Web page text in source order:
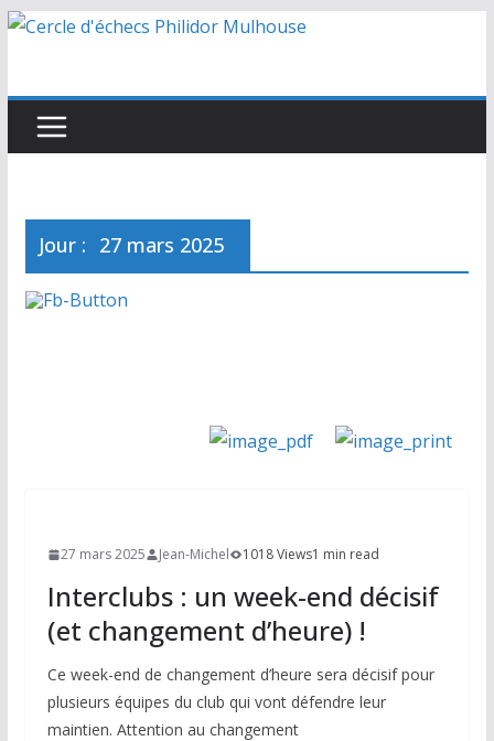
Passer
Jour : 27 mars 2025
27 mars 2025 Jean-Michel 1018 Views1 min read
Interclubs : un week-end décisif
(et changement d’heure) !
Ce week-end de changement d’heure sera décisif pour
plusieurs équipes du club qui vont défendre leur
maintien. Attention au changement